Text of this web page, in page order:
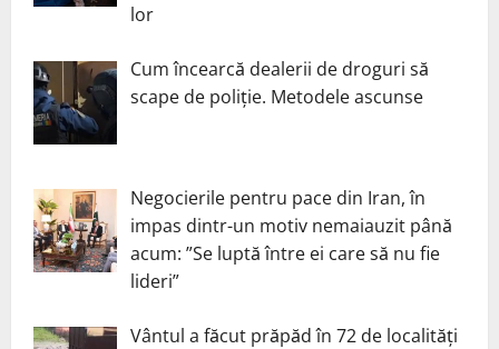
lor
Cum încearcă dealerii de droguri să
scape de poliție. Metodele ascunse
Negocierile pentru pace din Iran, în
impas dintr-un motiv nemaiauzit până
acum: ”Se luptă între ei care să nu fie
lideri”
Vântul a făcut prăpăd în 72 de localități